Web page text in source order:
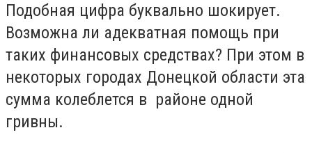
Подобная цифра буквально шокирует.
Возможна ли адекватная помощь при
таких финансовых средствах? При этом в
некоторых городах Донецкой области эта
сумма колеблется в районе одной
гривны.